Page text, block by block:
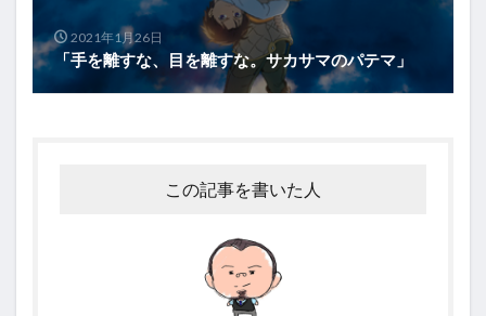
2021年1月26日
「手を離すな、目を離すな。サカサマのパテマ」
この記事を書いた人